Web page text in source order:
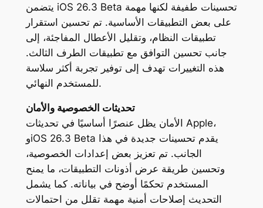
يتضمن iOS 26.3 Beta تحسينات طفيفة لكنها مهمة
على بعض التطبيقات الأساسية. تم تحسين استقرار
تطبيقات النظام، وتقليل الأعطال المفاجئة، إلى
جانب تحسين التوافق مع تطبيقات الطرف الثالث.
هذه التغييرات تهدف إلى توفير تجربة أكثر سلاسة
للمستخدم النهائي.
تحديثات الخصوصية والأمان
الأمان يظل عنصرًا أساسيًا في تحديثات Apple،
وiOS 26.3 Beta يقدم تحسينات جديدة في هذا
الجانب. تم تعزيز بعض إعدادات الخصوصية،
وتحسين طريقة عرض أذونات التطبيقات، ما يمنح
المستخدم تحكمًا أوضح في بياناته. كما يشمل
التحديث إصلاحات أمنية مهمة تقلل من احتمالات